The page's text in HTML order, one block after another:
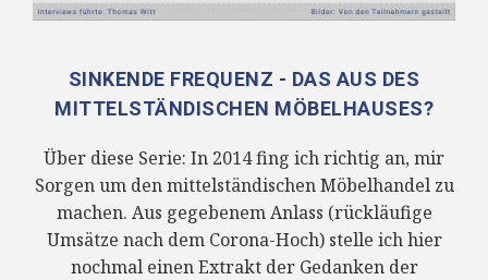
SINKENDE FREQUENZ - DAS AUS DES
MITTELSTÄNDISCHEN MÖBELHAUSES?
Über diese Serie: In 2014 fing ich richtig an, mir
Sorgen um den mittelständischen Möbelhandel zu
machen. Aus gegebenem Anlass (rückläufige
Umsätze nach dem Corona-Hoch) stelle ich hier
nochmal einen Extrakt der Gedanken der